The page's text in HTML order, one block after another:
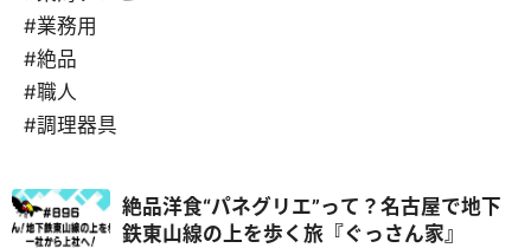
#業務用
#絶品
#職人
#調理器具
絶品洋食“パネグリエ”って？名古屋で地下
鉄東山線の上を歩く旅『ぐっさん家』